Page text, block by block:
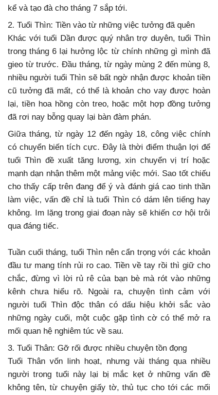
kể và tạo đà cho tháng 7 sắp tới.
2. Tuổi Thìn: Tiền vào từ những việc tưởng đã quên
Khác với tuổi Dần được quý nhân trợ duyên, tuổi Thìn
trong tháng 6 lại hưởng lộc từ chính những gì mình đã
gieo từ trước. Đầu tháng, từ ngày mùng 2 đến mùng 8,
nhiều người tuổi Thìn sẽ bất ngờ nhận được khoản tiền
cũ tưởng đã mất, có thể là khoản cho vay được hoàn
lại, tiền hoa hồng còn treo, hoặc một hợp đồng tưởng
đã rơi nay bỗng quay lại bàn đàm phán.
Giữa tháng, từ ngày 12 đến ngày 18, công việc chính
có chuyển biến tích cực. Đây là thời điểm thuận lợi để
tuổi Thìn đề xuất tăng lương, xin chuyển vị trí hoặc
mạnh dạn nhận thêm một mảng việc mới. Sao tốt chiếu
cho thấy cấp trên đang để ý và đánh giá cao tinh thần
làm việc, vấn đề chỉ là tuổi Thìn có dám lên tiếng hay
không. Im lặng trong giai đoạn này sẽ khiến cơ hội trôi
qua đáng tiếc.
Tuần cuối tháng, tuổi Thìn nên cẩn trọng với các khoản
đầu tư mang tính rủi ro cao. Tiền về tay rồi thì giữ cho
chắc, đừng vì lời rủ rê của bạn bè mà rót vào những
kênh chưa hiểu rõ. Ngoài ra, chuyện tình cảm với
người tuổi Thìn độc thân có dấu hiệu khởi sắc vào
những ngày cuối, một cuộc gặp tình cờ có thể mở ra
mối quan hệ nghiêm túc về sau.
3. Tuổi Thân: Gỡ rối được nhiều chuyện tồn đọng
Tuổi Thân vốn linh hoạt, nhưng vài tháng qua nhiều
người trong tuổi này lại bị mắc kẹt ở những vấn đề
không tên, từ chuyện giấy tờ, thủ tục cho tới các mối